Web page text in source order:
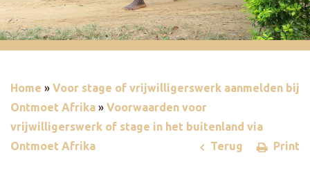
Home » Voor stage of vrijwilligerswerk aanmelden bij
Ontmoet Afrika » Voorwaarden voor
vrijwilligerswerk of stage in het buitenland via
Ontmoet Afrika
Print
Terug